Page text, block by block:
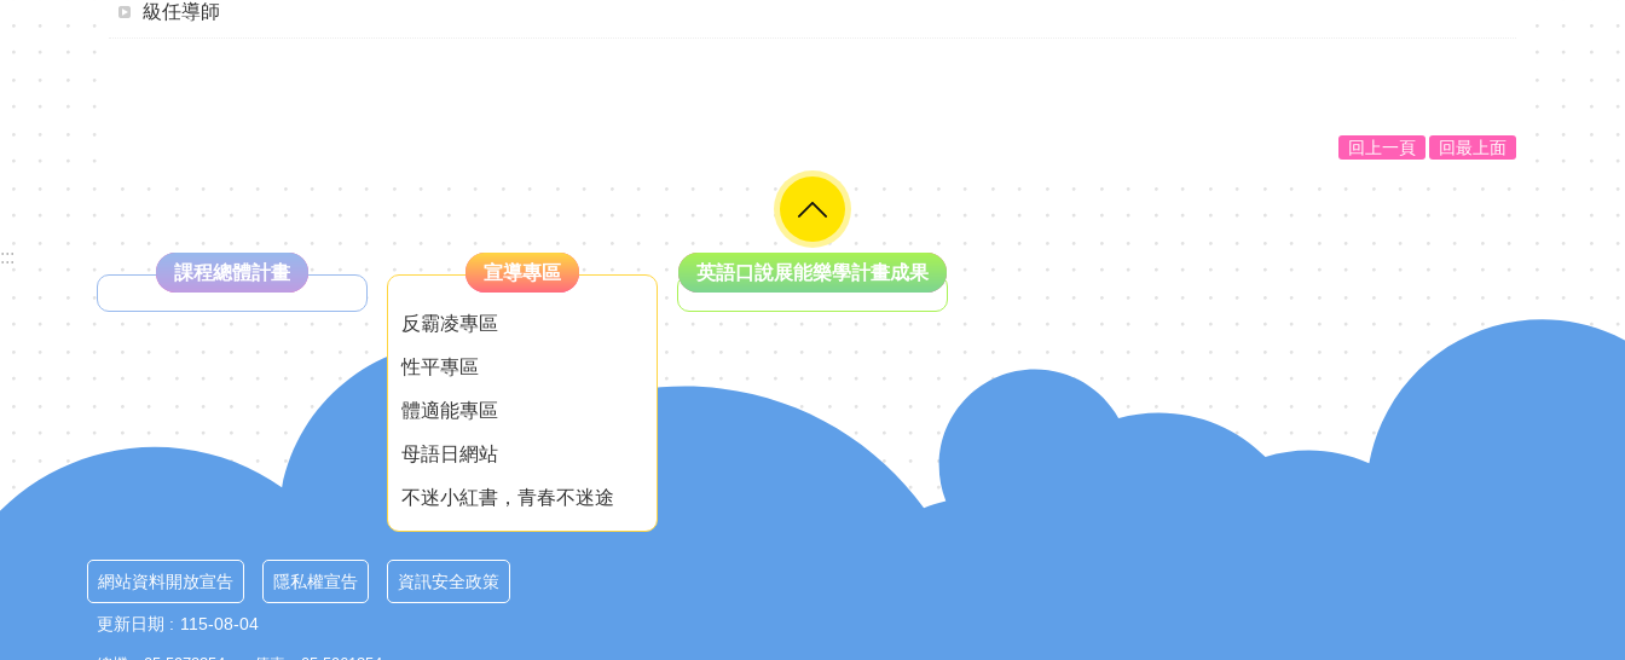
級任導師
回上一頁 回最上面
:::
課程總體計畫 宣導專區
反霸凌專區
性平專區
體適能專區
母語日網站
不迷小紅書，青春不迷途
英語口說展能樂學計畫成果
網站資料開放宣告 隱私權宣告 資訊安全政策
更新日期 115-08-04